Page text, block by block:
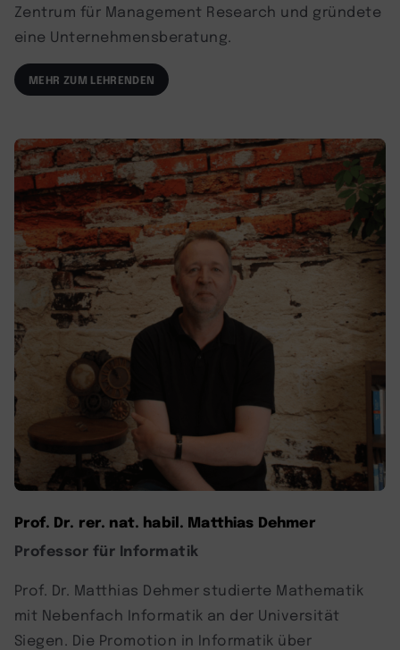
Zentrum für Management Research und gründete
eine Unternehmensberatung.
MEHR ZUM LEHRENDEN
Prof. Dr. rer. nat. habil. Matthias Dehmer
Professor für Informatik
Prof. Dr. Matthias Dehmer studierte Mathematik
mit Nebenfach Informatik an der Universität
Siegen. Die Promotion in Informatik über